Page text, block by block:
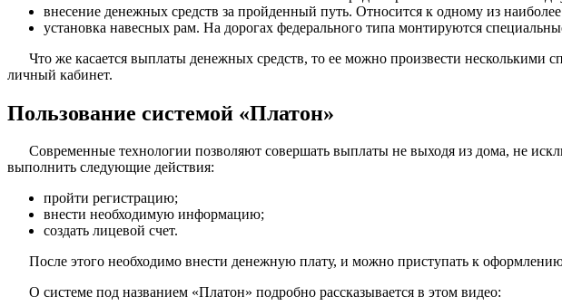
внесение денежных средств за пройденный путь. Относится к одному из
установка навесных рам. На дорогах федерального типа монтируются
Что же касается выплаты денежных средств, то ее можно произвести несколькими
личный кабинет.
Пользование системой «Платон»
Современные технологии позволяют совершать выплаты не выходя из дома, не
выполнить следующие действия:
пройти регистрацию;
внести необходимую информацию;
создать лицевой счет.
После этого необходимо внести денежную плату, и можно приступать к
О системе под названием «Платон» подробно рассказывается в этом видео: